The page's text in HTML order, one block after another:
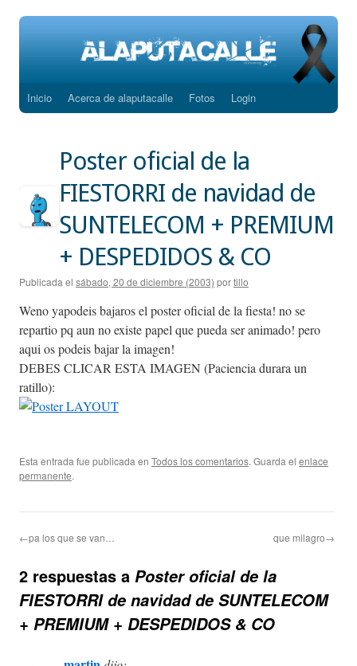
Saltar
Inicio Acerca de alaputacalle Fotos Login
Poster oficial de la
FIESTORRI de navidad de
SUNTELECOM + PREMIUM
+ DESPEDIDOS & CO
Publicada el sábado, 20 de diciembre (2003) portillo
Weno yapodeis bajaros el poster oficial de la fiesta! no se
repartio pq aun no existe papel que pueda ser animado! pero
aqui os podeis bajar la imagen!
DEBES CLICAR ESTA IMAGEN (Paciencia durara un
ratillo):
Esta entrada fue publicada en Todos los comentarios. Guarda el enlace
permanente.
←pa los que se van… que milagro→
2 respuestas a Poster oficial de la
FIESTORRI de navidad de SUNTELECOM
+ PREMIUM + DESPEDIDOS & CO